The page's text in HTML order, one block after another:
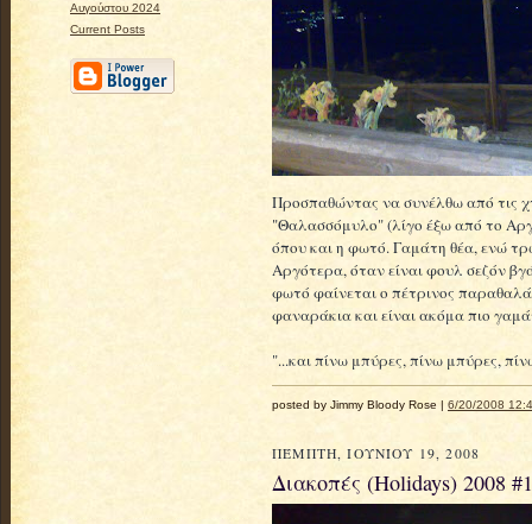
Αυγούστου 2024
Current Posts
Προσπαθώντας να συνέλθω από τις
"Θαλασσόμυλο" (λίγο έξω από το
όπου και η φωτό. Γαμάτη θέα, ενώ
Αργότερα, όταν είναι φουλ σεζόν
φωτό φαίνεται ο πέτρινος
φαναράκια και είναι ακόμα πιο
"...και πίνω μπύρες, πίνω μπύρες,
posted by Jimmy Bloody Rose | 6/20/2008
ΠΈΜΠΤΗ, ΙΟΥΝΊΟΥ 19, 2008
Διακοπές (Holidays) 2008